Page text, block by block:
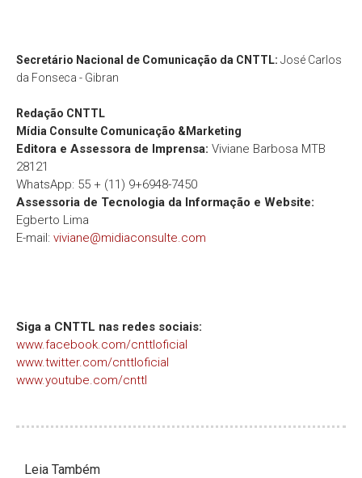
Secretário Nacional de Comunicação da CNTTL: José Carlos
da Fonseca - Gibran
Redação CNTTL
Mídia Consulte Comunicação &Marketing
Editora e Assessora de Imprensa: Viviane Barbosa MTB
28121
WhatsApp: 55 + (11) 9+6948-7450
Assessoria de Tecnologia da Informação e Website:
Egberto Lima
E-mail: viviane@midiaconsulte.com
Siga a CNTTL nas redes sociais:
www.facebook.com/cnttloficial
www.twitter.com/cnttloficial
www.youtube.com/cnttl
Leia Também